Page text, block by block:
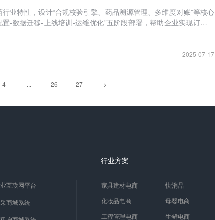
业特性，设计“合规校验引擎、药品溯源管理、多维度对账”等核心
-数据迁移-上线培训-运维优化”五阶段部署，帮助企业实现订货流
2025-07-17
4 ... 26 27 >
互联网平台
商城系统
行业方案
家具建材电商
快消品
化妆品电商
母婴电商
工程管理电商
生鲜电商